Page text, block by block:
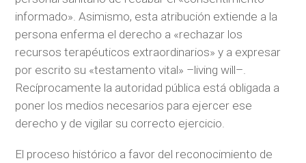
informado». Asimismo, esta atribución extiende a la
persona enferma el derecho a «rechazar los
recursos terapéuticos extraordinarios» y a expresar
por escrito su «testamento vital» –living will–.
Recíprocamente la autoridad pública está obligada a
poner los medios necesarios para ejercer ese
derecho y de vigilar su correcto ejercicio.
El proceso histórico a favor del reconocimiento de